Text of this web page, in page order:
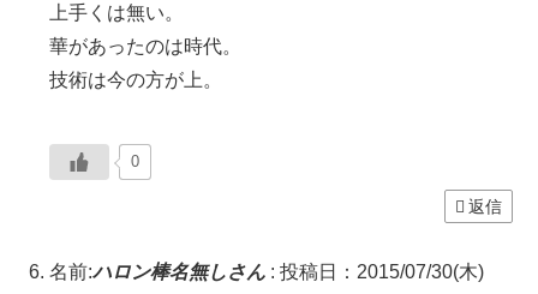
上手くは無い。
華があったのは時代。
技術は今の方が上。
0
返信
名前:ハロン棒名無しさん : 投稿日：2015/07/30(木)